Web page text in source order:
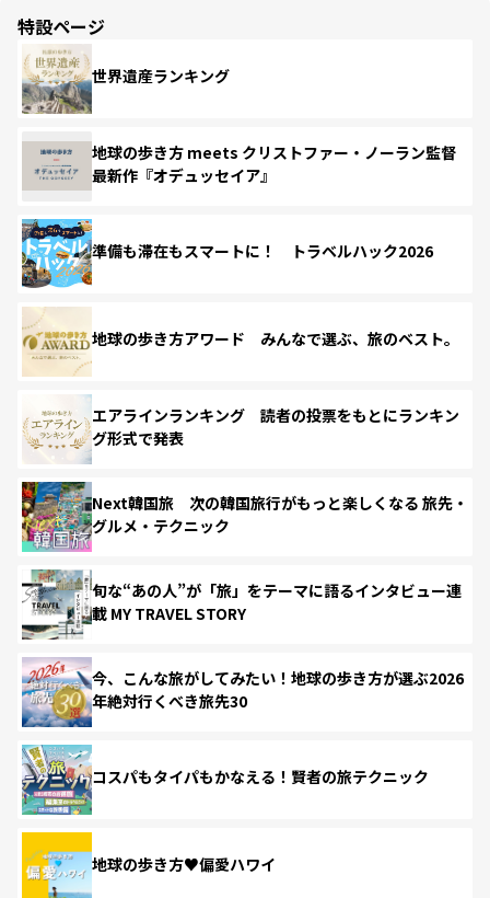
特設ページ
世界遺産ランキング
地球の歩き方 meets クリストファー・ノーラン監督
最新作『オデュッセイア』
準備も滞在もスマートに！ トラベルハック2026
地球の歩き方アワード みんなで選ぶ、旅のベスト。
エアラインランキング 読者の投票をもとにランキン
グ形式で発表
Next韓国旅 次の韓国旅行がもっと楽しくなる 旅先・
グルメ・テクニック
旬な“あの人”が「旅」をテーマに語るインタビュー連
載 MY TRAVEL STORY
今、こんな旅がしてみたい！地球の歩き方が選ぶ2026
年絶対行くべき旅先30
コスパもタイパもかなえる！賢者の旅テクニック
地球の歩き方♥偏愛ハワイ